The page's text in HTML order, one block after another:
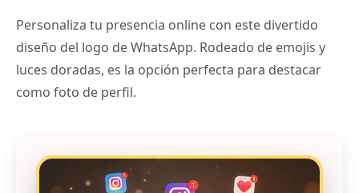
Personaliza tu presencia online con este divertido
diseño del logo de WhatsApp. Rodeado de emojis y
luces doradas, es la opción perfecta para destacar
como foto de perfil.